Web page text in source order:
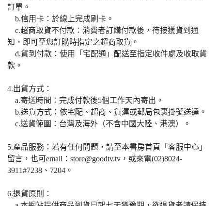
訂單。
b.信用卡：於線上完成刷卡。
c.超商取貨不付款：消費者訂購付款後，待接獲貨到通
知，即可至您訂購時指定之超商取貨。
d.貨到付款：使用「宅配通」配送至指定收件處及收取貨
款。
4.出貨方式：
a.寄送時間：完成付款後5個工作天內寄出。
b.送貨方式：依宅配、超商、貨運或郵局包裹掛號送達。
c.送貨範圍：台灣及海外（不含中國大陸、港澳）。
5.產品服務：若有任何問題，請至本書房首頁「客服中心」
留言，也可email：store@goodtv.tv，或來電(02)8024-
3911#7238、7204。
6.退貨原則：